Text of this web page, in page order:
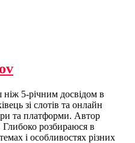
ніж 5-річним досвідом в
зі слотів та онлайн
та платформи. Автор
Глибоко розбираюся в
і особливостях різних